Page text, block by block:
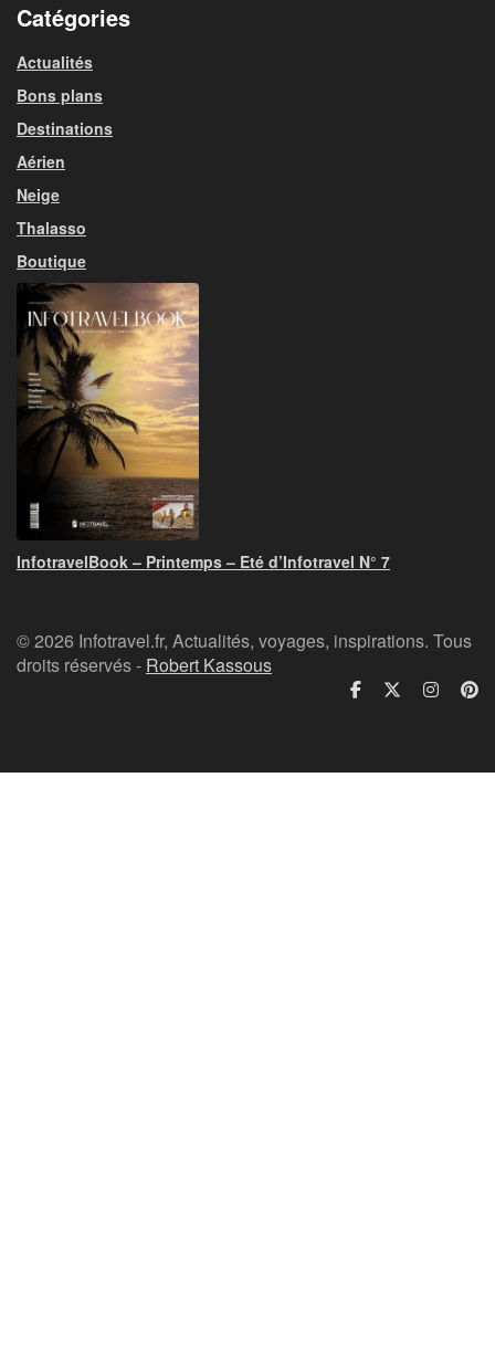
Catégories
Actualités
Bons plans
Destinations
Aérien
Neige
Thalasso
Boutique
InfotravelBook – Printemps – Eté d’Infotravel N° 7
© 2026 Infotravel.fr, Actualités, voyages, inspirations. Tous
droits réservés - Robert Kassous